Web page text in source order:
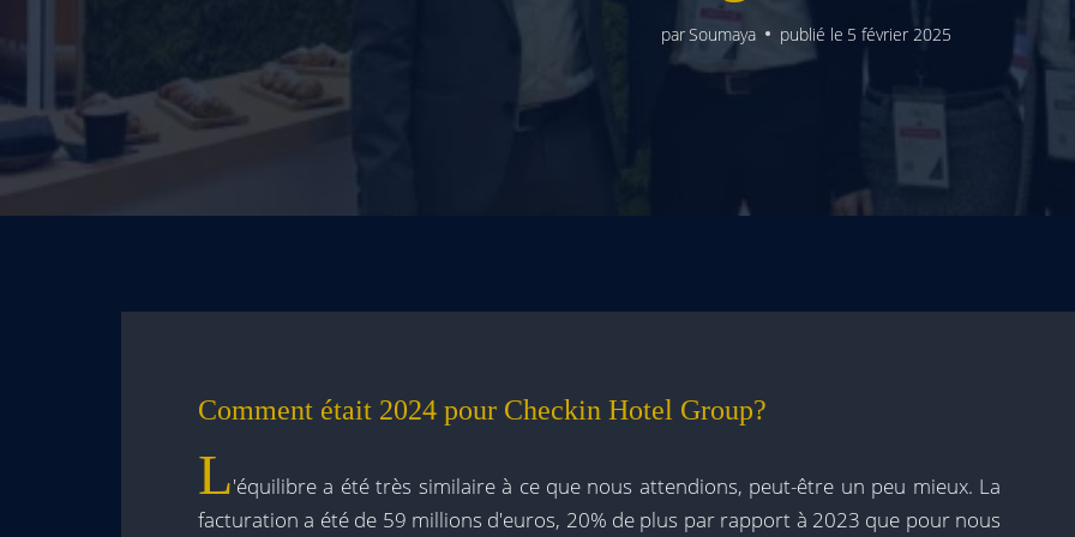
parSoumaya publié le 5 février 2025
Comment était 2024 pour Checkin Hotel Group?
L'équilibre a été très similaire à ce que nous attendions, peut-être un peu mieux. La
facturation a été de 59 millions d'euros, 20% de plus par rapport à 2023 que pour nous